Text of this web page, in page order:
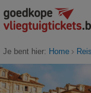
Je bent hier: Home